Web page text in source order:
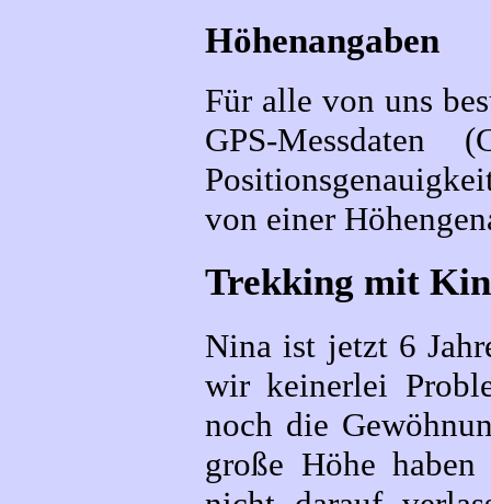
Höhenangaben
Für alle von uns
GPS-
von einer
Trekking mit
Nina ist jetzt 6
wir keinerlei
noch die
große Höhe